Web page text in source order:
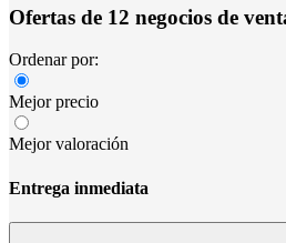
Ofertas de 12 negocios de
Ordenar por:
Mejor precio
Mejor valoración
Entrega inmediata